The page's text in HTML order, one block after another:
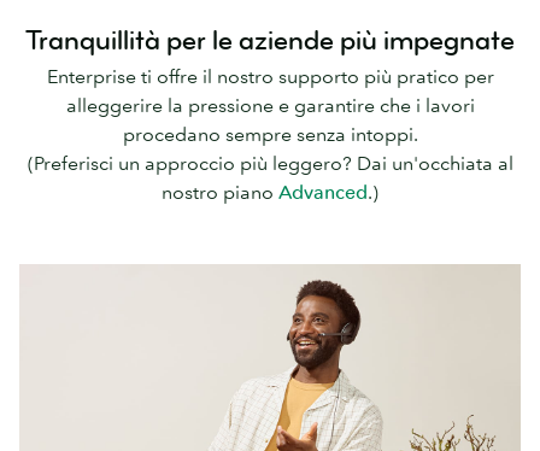
Tranquillità per le aziende più impegnate
Enterprise ti offre il nostro supporto più pratico per
alleggerire la pressione e garantire che i lavori
procedano sempre senza intoppi.
(Preferisci un approccio più leggero? Dai un'occhiata al
nostro piano Advanced.)